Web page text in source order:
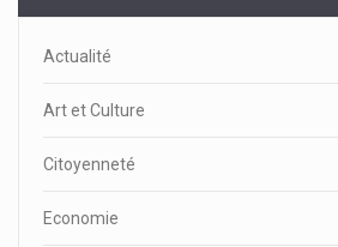
Actualité
Art et Culture
Citoyenneté
Economie